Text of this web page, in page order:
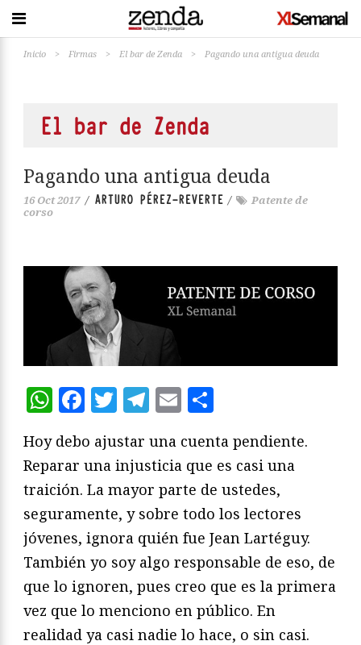
Inicio > Firmas > El bar de Zenda > Pagando una antigua deuda
El bar de Zenda
Pagando una antigua deuda
16 Oct 2017 / ARTURO PÉREZ-REVERTE /
Patente de
corso
WhatsApp
Facebook
Twitter
Telegram
Email
Hoy debo ajustar una cuenta pendiente.
Reparar una injusticia que es casi una
traición. La mayor parte de ustedes,
seguramente, y sobre todo los lectores
jóvenes, ignora quién fue Jean Lartéguy.
También yo soy algo responsable de eso, de
que lo ignoren, pues creo que es la primera
vez que lo menciono en público. En
realidad ya casi nadie lo hace, o sin casi.